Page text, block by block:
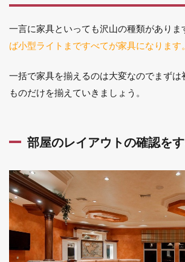
する
1.2
初期
生活
要な
は？
人
し
に
お
ス
ス
メ
コ
一言に家具といっても沢山の種類がありま
ば小型ライトまですべてが家具になります。
一括で家具を揃えるのは大変なのでまずは
ものだけを揃えていきましょう。
部屋のレイアウトの確認を